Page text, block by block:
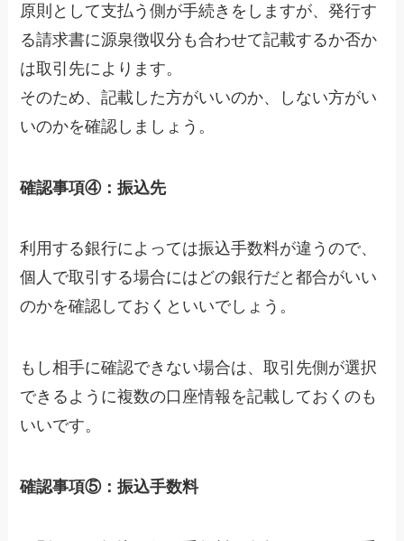
原則として支払う側が手続きをしますが、発行す
る請求書に源泉徴収分も合わせて記載するか否か
は取引先によります。
そのため、記載した方がいいのか、しない方がい
いのかを確認しましょう。
確認事項④：振込先
利用する銀行によっては振込手数料が違うので、
個人で取引する場合にはどの銀行だと都合がいい
のかを確認しておくといいでしょう。
もし相手に確認できない場合は、取引先側が選択
できるように複数の口座情報を記載しておくのも
いいです。
確認事項⑤：振込手数料